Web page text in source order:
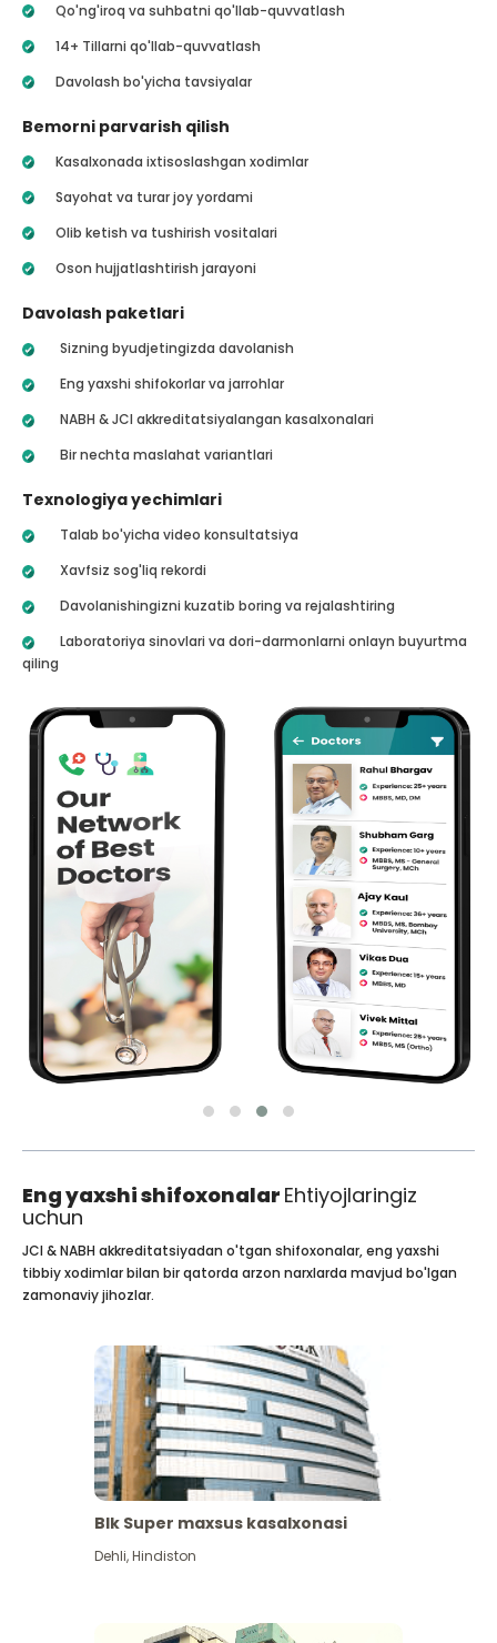
Qo'ng'iroq va suhbatni qo'llab-quvvatlash
14+ Tillarni qo'llab-quvvatlash
Davolash bo'yicha tavsiyalar
Bemorni parvarish qilish
Kasalxonada ixtisoslashgan xodimlar
Sayohat va turar joy yordami
Olib ketish va tushirish vositalari
Oson hujjatlashtirish jarayoni
Davolash paketlari
Sizning byudjetingizda davolanish
Eng yaxshi shifokorlar va jarrohlar
NABH & JCI akkreditatsiyalangan kasalxonalari
Bir nechta maslahat variantlari
Texnologiya yechimlari
Talab bo'yicha video konsultatsiya
Xavfsiz sog'liq rekordi
Davolanishingizni kuzatib boring va rejalashtiring
Laboratoriya sinovlari va dori-darmonlarni onlayn buyurtma
qiling
Eng yaxshi shifoxonalar Ehtiyojlaringiz
uchun
JCI & NABH akkreditatsiyadan o'tgan shifoxonalar, eng yaxshi
tibbiy xodimlar bilan bir qatorda arzon narxlarda mavjud bo'lgan
zamonaviy jihozlar.
Blk Super maxsus kasalxonasi
Dehli,Hindiston